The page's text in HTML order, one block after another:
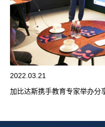
2022.03.21
加比达斯携手教育专家举办分